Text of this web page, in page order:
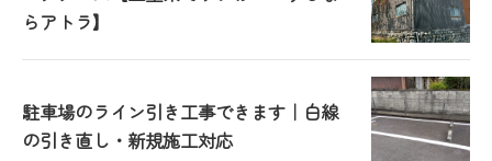
らアトラ】
駐車場のライン引き工事できます｜白線
の引き直し・新規施工対応